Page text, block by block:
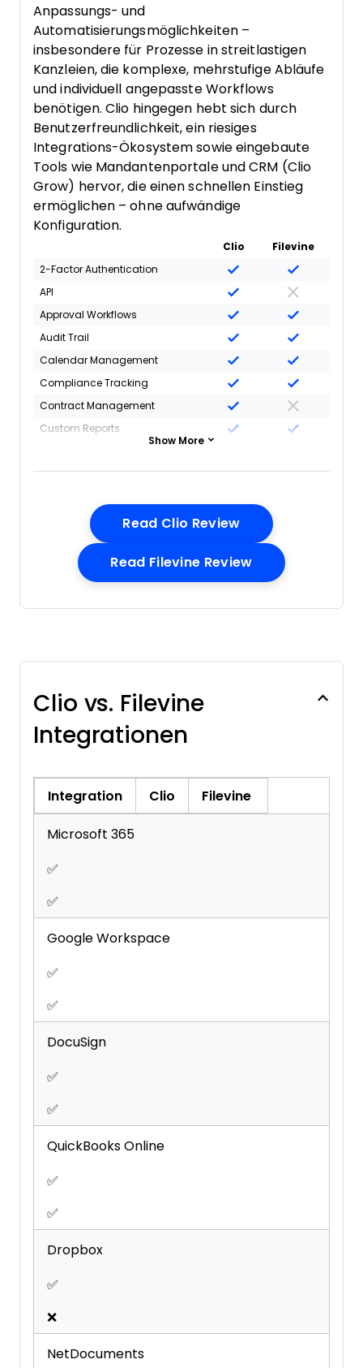
Anpassungs- und
Automatisierungsmöglichkeiten –
insbesondere für Prozesse in streitlastigen
Kanzleien, die komplexe, mehrstufige Abläufe
und individuell angepasste Workflows
benötigen. Clio hingegen hebt sich durch
Benutzerfreundlichkeit, ein riesiges
Integrations-Ökosystem sowie eingebaute
Tools wie Mandantenportale und CRM (Clio
Grow) hervor, die einen schnellen Einstieg
ermöglichen – ohne aufwändige
Konfiguration.
Clio
Filevine
2-Factor Authentication
API
Approval Workflows
Audit Trail
Calendar Management
Compliance Tracking
Contract Management
Custom Reports
Data Export
Document Management
External Integrations
Multi-User
Notifications
Show More
Read Clio ReviewOpens New
Read Filevine ReviewOpens New
Clio vs. Filevine
Integrationen
Integration Clio Filevine
Microsoft 365
✅
✅
Google Workspace
✅
✅
DocuSign
✅
✅
QuickBooks Online
✅
✅
Dropbox
✅
❌
NetDocuments